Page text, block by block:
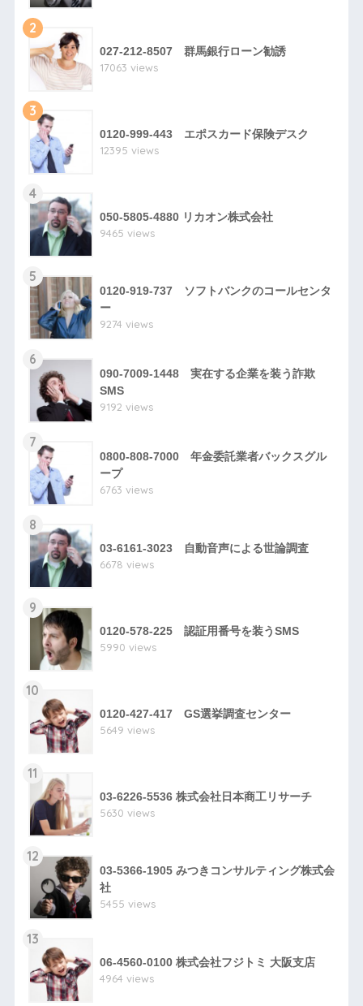
2
027-212-8507 群馬銀行ローン勧誘
17063 views
3
0120-999-443 エポスカード保険デスク
12395 views
4
050-5805-4880 リカオン株式会社
9465 views
5
0120-919-737 ソフトバンクのコールセンタ
ー
9274 views
6
090-7009-1448 実在する企業を装う詐欺
SMS
9192 views
7
0800-808-7000 年金委託業者バックスグル
ープ
6763 views
8
03-6161-3023 自動音声による世論調査
6678 views
9
0120-578-225 認証用番号を装うSMS
5990 views
10
0120-427-417 GS選挙調査センター
5649 views
11
03-6226-5536 株式会社日本商工リサーチ
5630 views
12
03-5366-1905 みつきコンサルティング株式会
社
5455 views
13
06-4560-0100 株式会社フジトミ 大阪支店
4964 views